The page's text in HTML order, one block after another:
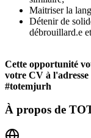
Maitriser la
Détenir de
débrouillard.e
Cette opportunité
votre CV à
#totemjurh
À propos de